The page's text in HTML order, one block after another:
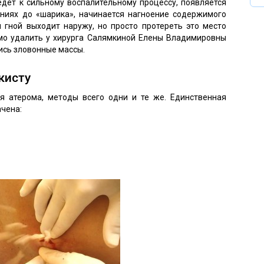
к сильному воспалительному процессу, появляется
до «шарика», начинается нагноение содержимого
выходит наружу, но просто протереть это место
удалить у хирурга Салямкиной Елены Владимировны
зловонные массы.
атерома, методы всего одни и те же. Единственная